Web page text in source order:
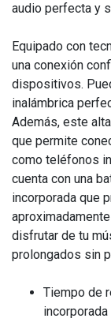
audio perfecta y
Equipado con
una conexión
dispositivos.
inalámbrica
Además, este
que permite
como teléfonos
cuenta con una
incorporada que
disfrutar de tu
prolongados sin
Tiempo de